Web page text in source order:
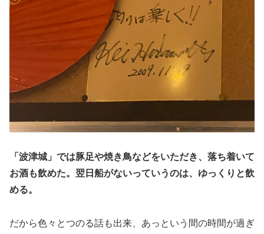
「波津城」では豚足や焼き鳥などをいただき、落ち着いて
お酒も飲めた。翌日船がないっていうのは、ゆっくりと飲
める。
だから色々とつのる話も出来、あっという間の時間が過ぎ